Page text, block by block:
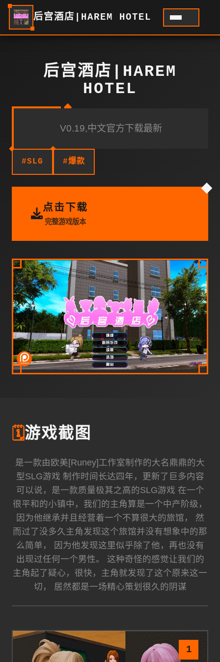
后宫酒店|HAREM HOTEL
后宫酒店|HAREM
HOTEL
V0.19,中文官方下载最新
#SLG #爆款
点击下载
完整游戏版本
🗓️游戏截图
是一款由欧美[Runey]工作室制作的大名鼎鼎的大
型SLG游戏 制作时间长达四年，更新了巨多内容
可以说，是一款质量极其之高的SLG游戏 在一个
很平和的小镇中，我们的主角算是一个中产阶级，
因为他继承并且经营着一个不算很大的旅馆， 然
而过了没多久主角发现这个旅馆并没有想象中的那
么简单， 因为他发现这里似乎除了他，再也没有
出现过任何一个男性。 这种奇怪的感觉让我们的
主角起了疑心，很快，主角就发现了这个原来这一
切， 居然都是一场精心策划很久的阴谋
1